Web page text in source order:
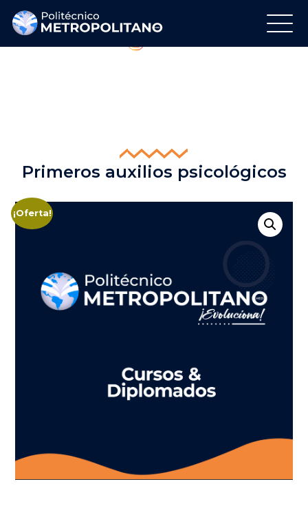
Primeros auxilios psicológicos
¡Oferta!